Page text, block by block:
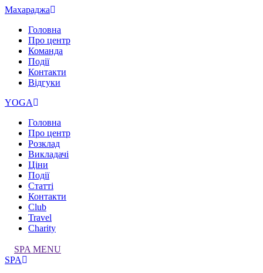
Махараджа
Головна
Про центр
Команда
Події
Контакти
Відгуки
YOGA
Головна
Про центр
Розклад
Викладачі
Ціни
Події
Статті
Контакти
Club
Travel
Charity
SPA MENU
SPA